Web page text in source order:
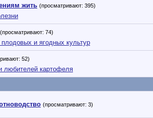
жить (просматривают: 395)
(просматривают: 74)
плодовых и ягодных культур
52)
любителей картофеля
(просматривают: 3)